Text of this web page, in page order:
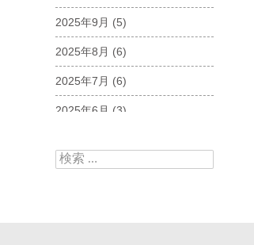
2025年9月 (5)
2025年8月 (6)
2025年7月 (6)
2025年6月 (3)
2025年4月(5)
検索: